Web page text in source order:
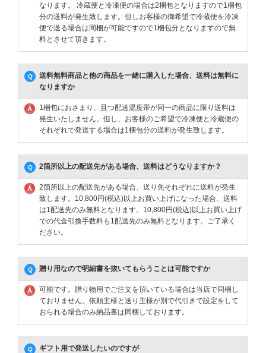
なります。 冷蔵便と冷凍便の場合は2梱包となりますので1梱包
分の送料が発生致します。但しお客様の御希望で冷蔵便を冷凍
便で送る場合は同梱が可能ですので1梱包分となりますので無
料とさせて頂きます。
送料無料商品と他の商品を一緒に購入した場合、送料は無料に
なりますか
1梱包におさまり、且つ配送温度帯が同一の商品に限り送料は
発生いたしません。但し、お客様のご希望で冷凍便と冷蔵便の
それぞれで発送する場合は1梱包分の送料が発生致します。
2箇所以上の配送先がある場合、送料はどうなりますか？
2箇所以上の配送先がある場合、送り先それぞれに送料が発生
致します。10,800円(税込)以上お買い上げになった場合、送料
は1配送先のみ無料となります。10,800円(税込)以上お買い上げ
での代金引換手数料も1配送先のみ無料となります。ご了承く
ださい。
贈り用なので明細書を抜いてもらうことは可能ですか
可能です。贈り物用でご注文を頂いている場合は当店で同梱し
ておりません。依頼主様と送り主様が別で代引きで設定をして
おられる場合のみ納品書は同梱しております。
ギフト用で発送したいのですが